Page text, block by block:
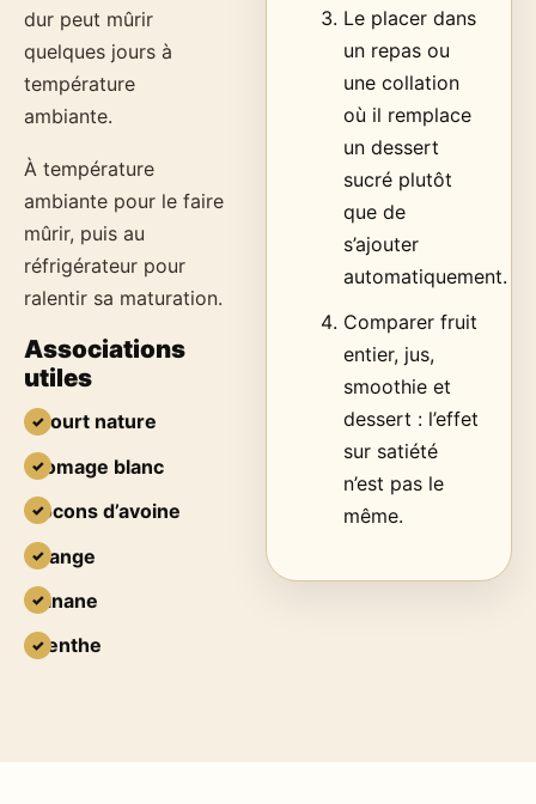
dur peut mûrir
quelques jours à
température
ambiante.
À température
ambiante pour le faire
mûrir, puis au
réfrigérateur pour
ralentir sa maturation.
Associations
utiles
yaourt nature
fromage blanc
flocons d’avoine
orange
banane
menthe
Le placer dans
un repas ou
une collation
où il remplace
un dessert
sucré plutôt
que de
s’ajouter
automatiquement.
Comparer fruit
entier, jus,
smoothie et
dessert : l’effet
sur satiété
n’est pas le
même.